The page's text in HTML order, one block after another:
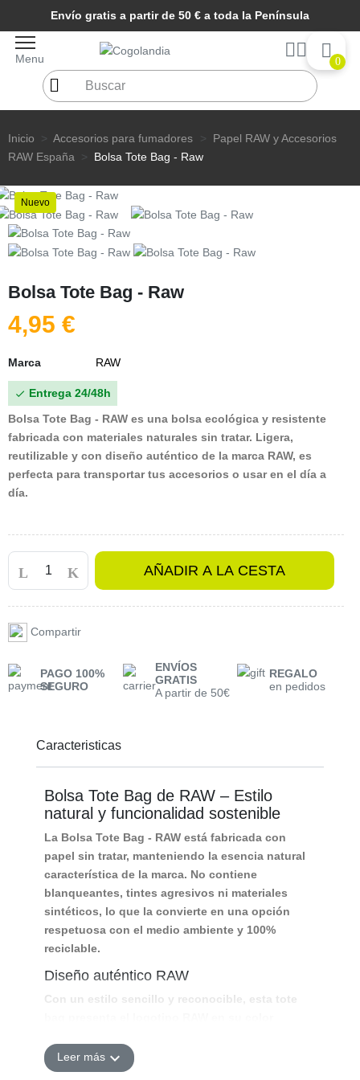
Envío gratis a partir de 50 € a toda la Península
Menu 0
Inicio Accesorios para fumadores
Papel RAW y Accesorios
RAW España
Bolsa Tote Bag - Raw
Nuevo
Bolsa Tote Bag - Raw
4,95 €
Marca RAW
 Entrega 24/48h
Bolsa Tote Bag - RAW es una bolsa ecológica y resistente
fabricada con materiales naturales sin tratar. Ligera,
reutilizable y con diseño auténtico de la marca RAW, es
perfecta para transportar tus accesorios o usar en el día a
día.
AÑADIR A LA CESTA
Compartir
PAGO 100%
SEGURO
ENVÍOS
GRATIS
A partir de 50€
REGALO
en pedidos
Caracteristicas
Bolsa Tote Bag de RAW – Estilo
natural y funcionalidad sostenible
La Bolsa Tote Bag - RAW está fabricada con
papel sin tratar, manteniendo la esencia natural
característica de la marca. No contiene
blanqueantes, tintes agresivos ni materiales
sintéticos, lo que la convierte en una opción
respetuosa con el medio ambiente y 100%
reciclable.
Diseño auténtico RAW
Con un estilo sencillo y reconocible, esta tote
Su diseño recuerda a las bolsas clásicas de
tienda, pero con un toque moderno y urbano que
Leer más expand_more